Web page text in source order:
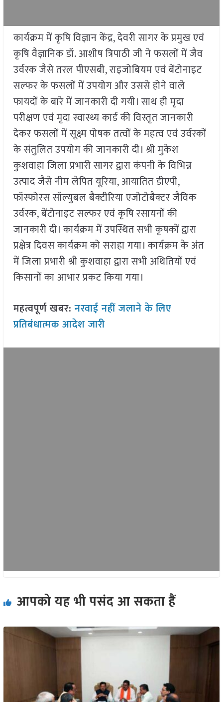
कार्यक्रम में कृषि विज्ञान केंद्र, देवरी सागर के प्रमुख एवं
कृषि वैज्ञानिक डॉ. आशीष त्रिपाठी जी ने फसलों में जैव
उर्वरक जैसे तरल पीएसबी, राइजोबियम एवं बेंटोनाइट
सल्फर के फसलों में उपयोग और उससे होने वाले
फायदों के बारे में जानकारी दी गयी। साथ ही मृदा
परीक्षण एवं मृदा स्वास्थ्य कार्ड की विस्तृत जानकारी
देकर फसलों में सूक्ष्म पोषक तत्वों के महत्व एवं उर्वरकों
के संतुलित उपयोग की जानकारी दी। श्री मुकेश
कुशवाहा जिला प्रभारी सागर द्वारा कंपनी के विभिन्न
उत्पाद जैसे नीम लेपित यूरिया, आयातित डीएपी,
फॉस्फोरस सॉल्युबल बैक्टीरिया एजोटोबैक्टर जैविक
उर्वरक, बेंटोनाइट सल्फर एवं कृषि रसायनों की
जानकारी दी। कार्यक्रम में उपस्थित सभी कृषकों द्वारा
प्रक्षेत्र दिवस कार्यक्रम को सराहा गया। कार्यक्रम के अंत
में जिला प्रभारी श्री कुशवाहा द्वारा सभी अथितियों एवं
किसानों का आभार प्रकट किया गया।
महत्वपूर्ण खबर:नरवाई नहीं जलाने के लिए
प्रतिबंधात्मक आदेश जारी
आपको यह भी पसंद आ सकता हैं